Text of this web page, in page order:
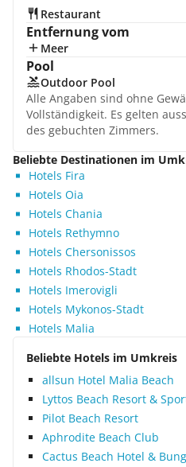
Restaurant
Entfernung vom
Meer
Pool
Outdoor Pool
Alle Angaben sind ohne
Vollständigkeit. Es gelten
des gebuchten Zimmers.
Beliebte Destinationen im
Hotels Fira
Hotels Oia
Hotels Chania
Hotels Rethymno
Hotels Chersonissos
Hotels Rhodos-Stadt
Hotels Imerovigli
Hotels Mykonos-Stadt
Hotels Malia
Beliebte Hotels im Umkreis
allsun Hotel Malia Beach
Lyttos Beach Resort &
Pilot Beach Resort
Aphrodite Beach Club
Cactus Beach Hotel &